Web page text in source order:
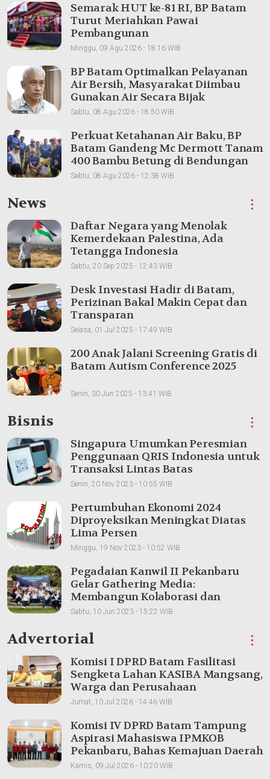
Semarak HUT ke-81 RI, BP Batam
Turut Meriahkan Pawai
Pembangunan
Minggu, 09 Agu 2026 - 18:16 WIB
BP Batam Optimalkan Pelayanan
Air Bersih, Masyarakat Diimbau
Gunakan Air Secara Bijak
Sabtu, 08 Agu 2026 - 18:50 WIB
Perkuat Ketahanan Air Baku, BP
Batam Gandeng Mc Dermott Tanam
400 Bambu Betung di Bendungan
Sei Nongsa
Sabtu, 08 Agu 2026 - 12:38 WIB
News ⋮
Daftar Negara yang Menolak
Kemerdekaan Palestina, Ada
Tetangga Indonesia
Sabtu, 20 Sep 2025 - 12:43 WIB
Desk Investasi Hadir di Batam,
Perizinan Bakal Makin Cepat dan
Transparan
Selasa, 01 Jul 2025 - 17:49 WIB
200 Anak Jalani Screening Gratis di
Batam Autism Conference 2025
Senin, 30 Jun 2025 - 13:41 WIB
Bisnis ⋮
Singapura Umumkan Peresmian
Penggunaan QRIS Indonesia untuk
Transaksi Lintas Batas
Senin, 20 Nov 2023 - 10:55 WIB
Pertumbuhan Ekonomi 2024
Diproyeksikan Meningkat Diatas
Lima Persen
Minggu, 19 Nov 2023 - 10:52 WIB
Pegadaian Kanwil II Pekanbaru
Gelar Gathering Media:
Membangun Kolaborasi dan
Meningkatkan Pemahaman Produk
Sabtu, 10 Jun 2023 - 15:22 WIB
Advertorial ⋮
Komisi I DPRD Batam Fasilitasi
Sengketa Lahan KASIBA Mangsang,
Warga dan Perusahaan
Dipertemukan
Jumat, 10 Jul 2026 - 14:46 WIB
Komisi IV DPRD Batam Tampung
Aspirasi Mahasiswa IPMKOB
Pekanbaru, Bahas Kemajuan Daerah
Kamis, 09 Jul 2026 - 10:20 WIB